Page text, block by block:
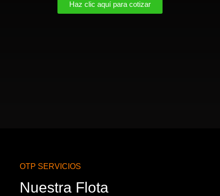
Haz clic aquí para cotizar
OTP SERVICIOS
Nuestra Flota